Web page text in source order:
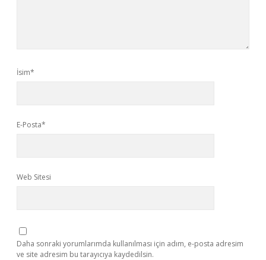
İsim*
E-Posta*
Web Sitesi
Daha sonraki yorumlarımda kullanılması için adım, e-posta adresim
ve site adresim bu tarayıcıya kaydedilsin.